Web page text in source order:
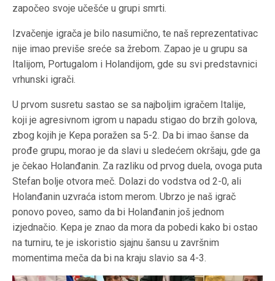
započeo svoje učešće u grupi smrti.
Izvačenje igrača je bilo nasumično, te naš reprezentativac
nije imao previše sreće sa žrebom. Zapao je u grupu sa
Italijom, Portugalom i Holandijom, gde su svi predstavnici
vrhunski igrači.
U prvom susretu sastao se sa najboljim igračem Italije,
koji je agresivnom igrom u napadu stigao do brzih golova,
zbog kojih je Kepa poražen sa 5-2. Da bi imao šanse da
prođe grupu, morao je da slavi u sledećem okršaju, gde ga
je čekao Holanđanin. Za razliku od prvog duela, ovoga puta
Stefan bolje otvora meč. Dolazi do vodstva od 2-0, ali
Holanđanin uzvraća istom merom. Ubrzo je naš igrač
ponovo poveo, samo da bi Holanđanin još jednom
izjednačio. Kepa je znao da mora da pobedi kako bi ostao
na turniru, te je iskoristio sjajnu šansu u završnim
momentima meča da bi na kraju slavio sa 4-3.